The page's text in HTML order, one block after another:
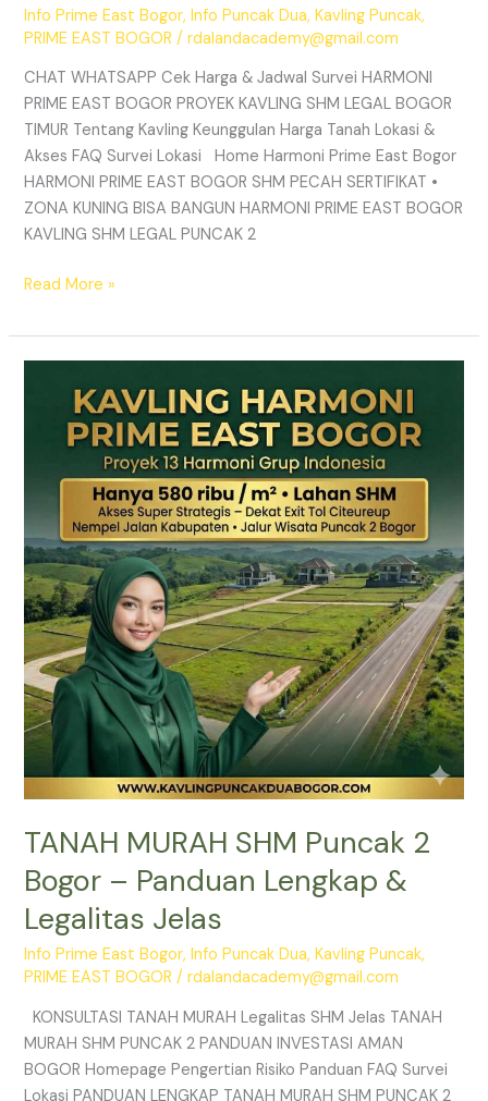
Info Prime East Bogor,Info Puncak Dua,Kavling Puncak,
PRIME EAST BOGOR /rdalandacademy@gmail.com
CHAT WHATSAPP Cek Harga & Jadwal Survei HARMONI
PRIME EAST BOGOR PROYEK KAVLING SHM LEGAL BOGOR
TIMUR Tentang Kavling Keunggulan Harga Tanah Lokasi &
Akses FAQ Survei Lokasi Home Harmoni Prime East Bogor
HARMONI PRIME EAST BOGOR SHM PECAH SERTIFIKAT •
ZONA KUNING BISA BANGUN HARMONI PRIME EAST BOGOR
KAVLING SHM LEGAL PUNCAK 2
Read More »
TANAH MURAH SHM Puncak 2
Bogor – Panduan Lengkap &
Legalitas Jelas
Info Prime East Bogor,Info Puncak Dua,Kavling Puncak,
PRIME EAST BOGOR /rdalandacademy@gmail.com
KONSULTASI TANAH MURAH Legalitas SHM Jelas TANAH
MURAH SHM PUNCAK 2 PANDUAN INVESTASI AMAN
BOGOR Homepage Pengertian Risiko Panduan FAQ Survei
Lokasi PANDUAN LENGKAP TANAH MURAH SHM PUNCAK 2
MURAH
Puncak
Panduan
Lengkap
&
Legalitas
Jelas